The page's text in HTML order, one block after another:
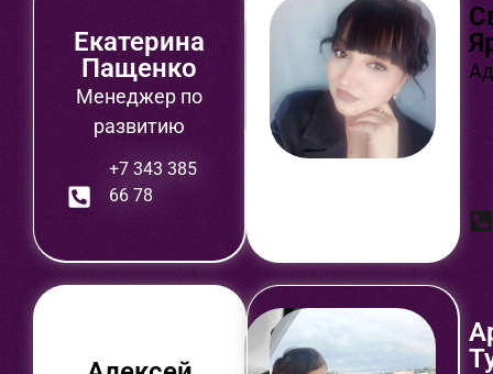
Екатерина
Пащенко
Менеджер по
развитию
+7 343 385
66 78